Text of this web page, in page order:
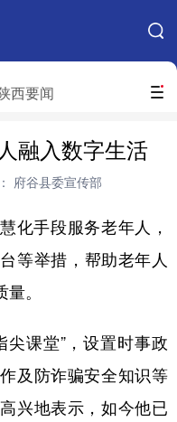
搜索
西要闻
河北 山西
福建 江西
云南 西藏
融入数字生活
府谷县委宣传部
手段服务老年人，
等举措，帮助老年人
。
课堂”，设置时事政
及防诈骗安全知识等
兴地表示，如今他已